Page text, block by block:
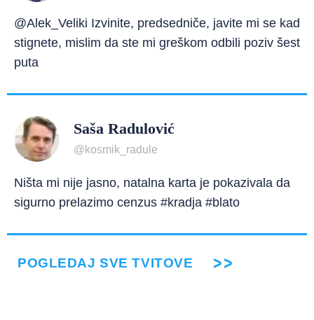
@Alek_Veliki Izvinite, predsedniče, javite mi se kad
stignete, mislim da ste mi greškom odbili poziv šest
puta
Saša Radulović
@kosmik_radule
Ništa mi nije jasno, natalna karta je pokazivala da
sigurno prelazimo cenzus #kradja #blato
POGLEDAJ SVE TVITOVE